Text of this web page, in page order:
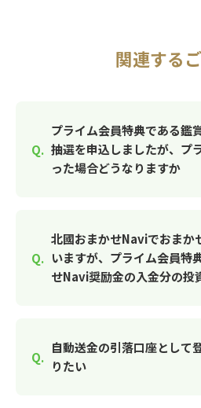
関連する
プライム会員特典である鑑
抽選を申込しましたが、プ
った場合どうなりますか
北國おまかせNaviでおまか
いますが、プライム会員特
せNavi奨励金の入金分の投
自動送金の引落口座として
りたい